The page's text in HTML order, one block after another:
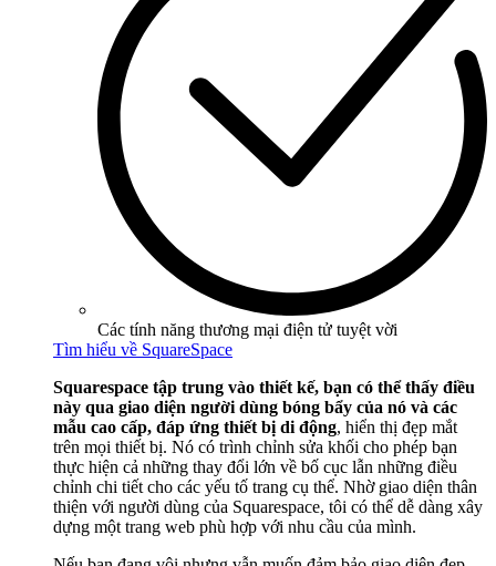
Các tính năng thương mại điện tử tuyệt vời
Tìm hiểu về SquareSpace
Squarespace tập trung vào thiết kế, bạn có thể thấy điều
này qua giao diện người dùng bóng bẩy của nó và các
mẫu cao cấp, đáp ứng thiết bị di động, hiển thị đẹp mắt
trên mọi thiết bị. Nó có trình chỉnh sửa khối cho phép bạn
thực hiện cả những thay đổi lớn về bố cục lẫn những điều
chỉnh chi tiết cho các yếu tố trang cụ thể. Nhờ giao diện thân
thiện với người dùng của Squarespace, tôi có thể dễ dàng xây
dựng một trang web phù hợp với nhu cầu của mình.